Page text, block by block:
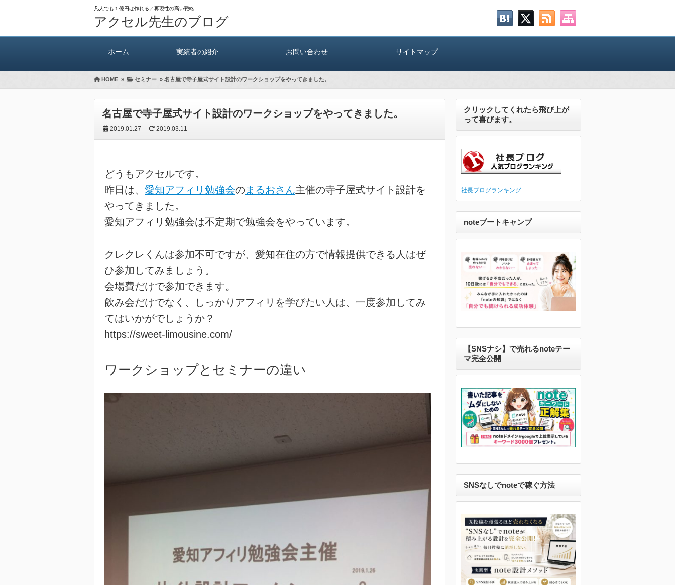
凡人でも１億円は作れる／再現性の高い戦略
アクセル先生のブログ
ホーム 実績者の紹介 お問い合わせ サイトマップ
HOME » セミナー » 名古屋で寺子屋式サイト設計のワークショップをやってきました。
名古屋で寺子屋式サイト設計のワークショップをやってきました。
2019.01.27 2019.03.11
どうもアクセルです。
昨日は、 愛知アフィリ勉強会の まるおさん主催の寺子屋式サイト設計を
やってきました。
愛知アフィリ勉強会は不定期で勉強会をやっています。
クレクレくんは参加不可ですが、愛知在住の方で情報提供できる人はぜ
ひ参加してみましょう。
会場費だけで参加できます。
飲み会だけでなく、しっかりアフィリを学びたい人は、一度参加してみ
てはいかがでしょうか？
https://sweet-limousine.com/
ワークショップとセミナーの違い
クリックしてくれたら飛び上が
って喜びます。
社長ブログランキング
noteブートキャンプ
【SNSナシ】で売れるnoteテー
マ完全公開
SNSなしでnoteで稼ぐ方法